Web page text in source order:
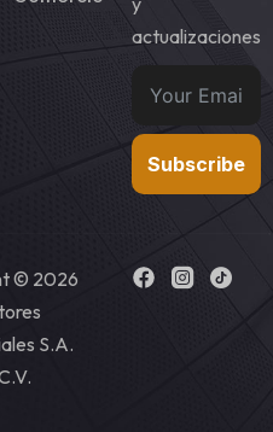
actualizaciones
Subscribe
© 2026
S.A.